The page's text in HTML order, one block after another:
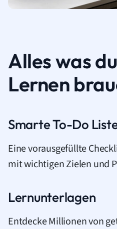
Alles was
Lernen
Smarte To-Do
Eine vorausgefüllte
mit wichtigen Zielen und
Lernunterlagen
Entdecke Millionen von